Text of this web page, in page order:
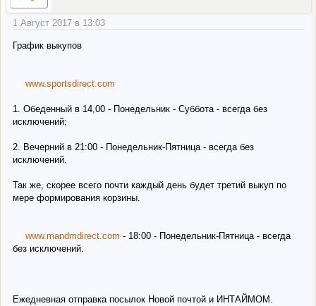
1 Август 2017 в 13:03
График выкупов
www.sportsdirect.com
1. Обеденный в 14,00 - Понедельник - Суббота - всегда без
исключений;
2. Вечерний в 21:00 - Понедельник-Пятница - всегда без
исключений.
Так же, скорее всего почти каждый день будет третий выкуп по
мере формирования корзины.
www.mandmdirect.com - 18:00 - Понедельник-Пятница - всегда
без исключений.
Ежедневная отправка посылок Новой почтой и ИНТАЙМОМ.